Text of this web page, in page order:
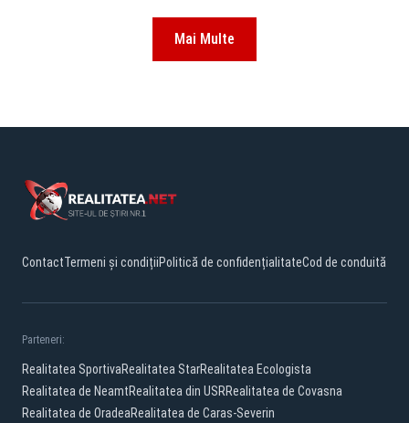
Mai Multe
ContactTermeni și condițiiPolitică de confidențialitateCod de conduită
Parteneri:
Realitatea SportivaRealitatea StarRealitatea Ecologista
Realitatea de NeamtRealitatea din USRRealitatea de Covasna
Realitatea de OradeaRealitatea de Caras-Severin